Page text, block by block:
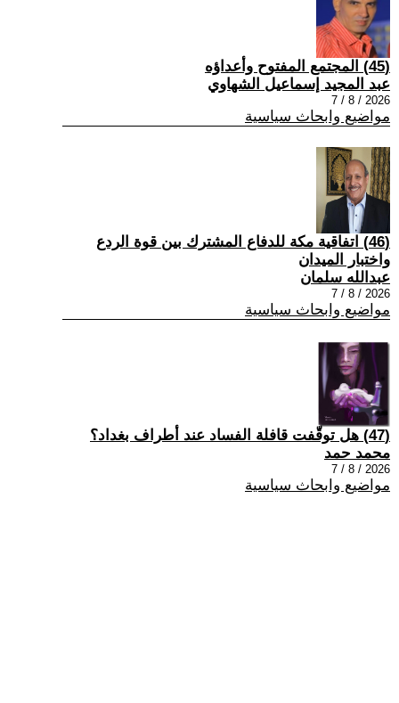
(45) المجتمع المفتوح وأعداؤه
عبد المجيد إسماعيل الشهاوي
2026 / 8 / 7
مواضيع وابحاث سياسية
(46) اتفاقية مكة للدفاع المشترك بين قوة الردع
واختبار الميدان
عبدالله سلمان
2026 / 8 / 7
مواضيع وابحاث سياسية
(47) هل توقّفت قافلة الفساد عند أطراف بغداد؟
محمد حمد
2026 / 8 / 7
مواضيع وابحاث سياسية